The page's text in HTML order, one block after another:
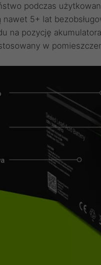
podczas
nawet 5+ lat
na pozycję
w